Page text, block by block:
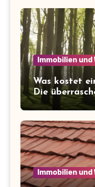
Immobilien und
Was kostet
Die
Kosten der
Immobilien und